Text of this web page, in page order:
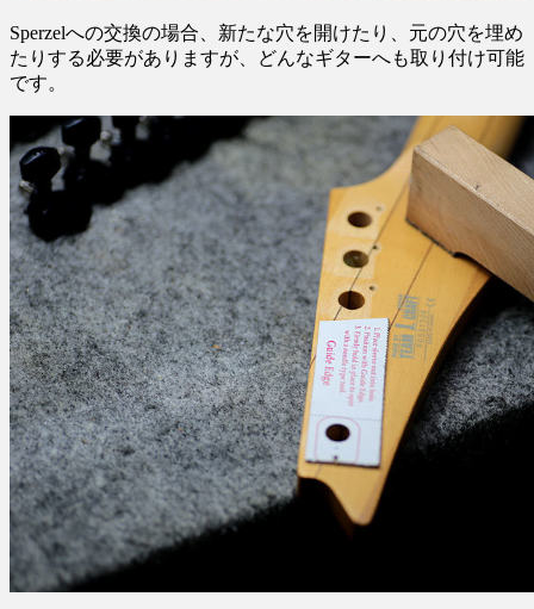
Sperzelへの交換の場合、新たな穴を開けたり、元の穴を埋め
たりする必要がありますが、どんなギターへも取り付け可能
です。